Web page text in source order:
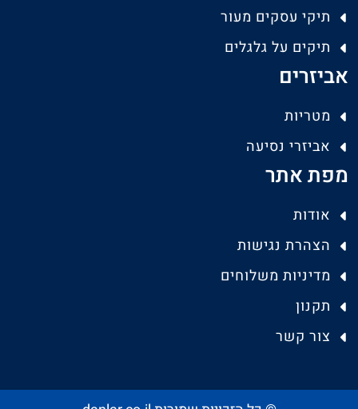
תיקי עסקים מעור
תיקים על גלגלים
אביזרים
מטריות
אביזרי נסיעה
מפת אתר
אודות
הצהרת נגישות
מדיניות משלוחים
תקנון
צור קשר